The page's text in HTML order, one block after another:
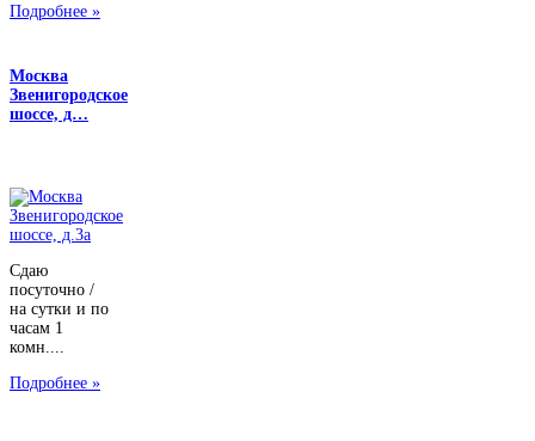
Подробнее »
Москва
Звенигородское
шоссе, д…
Сдаю
посуточно /
на сутки и по
часам 1
комн....
Подробнее »